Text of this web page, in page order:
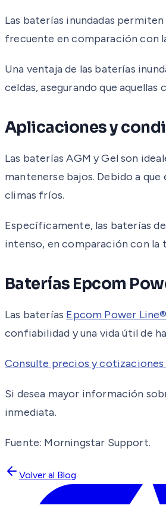
Las baterías inundadas
frecuente en comparación con
Una ventaja de las baterías
celdas, asegurando que
Aplicaciones y
Las baterías AGM y Gel son
mantenerse bajos. Debido a
climas fríos.
Específicamente, las baterías
intenso, en comparación con la
Baterías Epcom
Las baterías Epcom Power Line®
confiabilidad y una vida útil de
Consulte precios y cotizaciones
Si desea mayor información
inmediata.
Fuente: Morningstar Support.
Volver al Blog